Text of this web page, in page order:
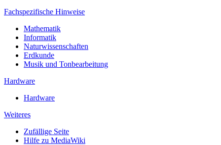
Fachspezifische Hinweise
Mathematik
Informatik
Naturwissenschaften
Erdkunde
Musik und Tonbearbeitung
Hardware
Hardware
Weiteres
Zufällige Seite
Hilfe zu MediaWiki